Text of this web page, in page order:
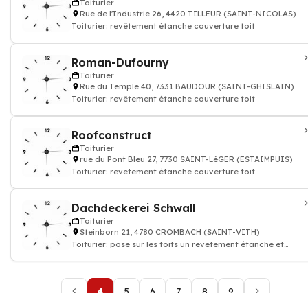
Toiturier
Rue de l'Industrie 26, 4420 TILLEUR (SAINT-NICOLAS)
Toiturier: revêtement étanche couverture toit
Roman-Dufourny
Toiturier
Rue du Temple 40, 7331 BAUDOUR (SAINT-GHISLAIN)
Toiturier: revêtement étanche couverture toit
Roofconstruct
Toiturier
rue du Pont Bleu 27, 7730 SAINT-LéGER (ESTAIMPUIS)
Toiturier: revêtement étanche couverture toit
Dachdeckerei Schwall
Toiturier
Steinborn 21, 4780 CROMBACH (SAINT-VITH)
Toiturier: pose sur les toits un revêtement étanche et